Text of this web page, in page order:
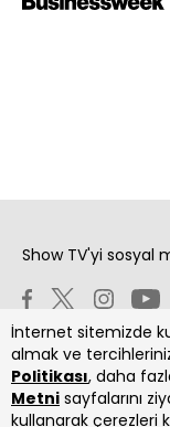
İnternet sitemizde
almak ve
Politikası, daha
Metni sayfalarını
kullanarak çerezleri
Show TV'yi sosyal
Copyright 2026